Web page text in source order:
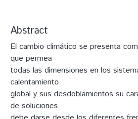
Abstract
El cambio climático se presenta
que permea
todas las dimensiones en los
calentamiento
global y sus desdoblamientos su
de soluciones